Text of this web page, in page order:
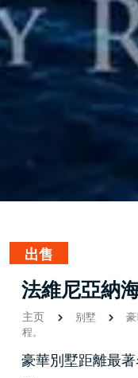
出售
法維尼亞納
主页 别墅
程。
豪華別墅距離最